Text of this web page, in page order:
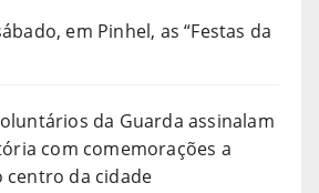
em Pinhel, as “Festas da
da Guarda assinalam
com comemorações a
centro da cidade